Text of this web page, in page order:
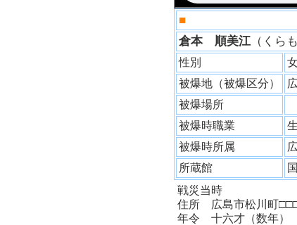
■
倉本 順美江（くら
性別
被爆地（被爆区分）
被爆場所
被爆時職業
被爆時所属
所蔵館
戦災当時
住所 広島市松川町
年令 十六才（数年）